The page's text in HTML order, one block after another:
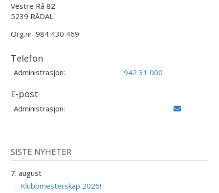
Vestre Rå 82
5239 RÅDAL
Org.nr: 984 430 469
Telefon
Administrasjon: 942 31 000
E-post
Administrasjon:
SISTE NYHETER
7. august
Klubbmesterskap 2026!